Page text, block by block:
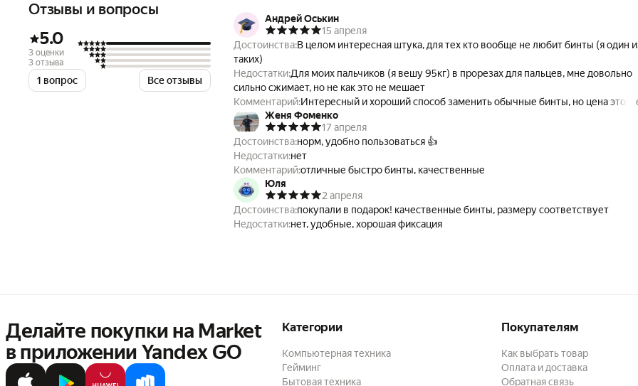
Отзывы и вопросы
5.0
3 оценки
3 отзыва
1 вопрос Все отзывы
Андрей Оськин
15 апреля
Достоинства:В целом интересная штука, для тех кто вообще не любит бинты (я один
таких)
Недостатки:Для моих пальчиков (я вешу 95кг) в прорезах для пальцев, мне довольно
сильно сжимает, но не как это не мешает
Комментарий:Интересный и хороший способ заменить обычные бинты, но цена этой
замены довольно приувеличена, но если ты не хочешь постоянно бинтоваться, то как
Женя Фоменко
17 апреля
Достоинства:норм, удобно пользоваться 👍
Недостатки:нет
Комментарий:отличные быстро бинты, качественные
Юля
2 апреля
Достоинства:покупали в подарок! качественные бинты, размеру соответствует
Недостатки:нет, удобные, хорошая фиксация
Делайте покупки на Market
в приложении Yandex GO
Категории
Компьютерная техника
Гейминг
Бытовая техника
Покупателям
Как выбрать товар
Оплата и доставка
Обратная связь